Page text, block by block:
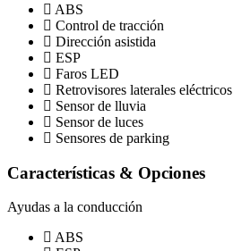
ABS
Control de tracción
Dirección asistida
ESP
Faros LED
Retrovisores laterales eléctricos
Sensor de lluvia
Sensor de luces
Sensores de parking
Características & Opciones
Ayudas a la conducción
ABS